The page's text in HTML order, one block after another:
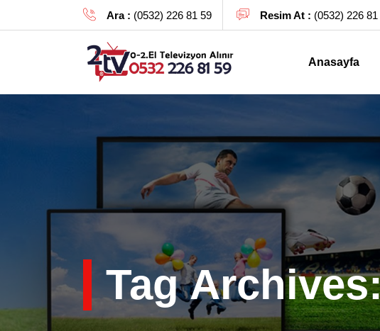
Ara : (0532) 226 81 59 Resim At : (0532) 226
Anasayfa
Tag